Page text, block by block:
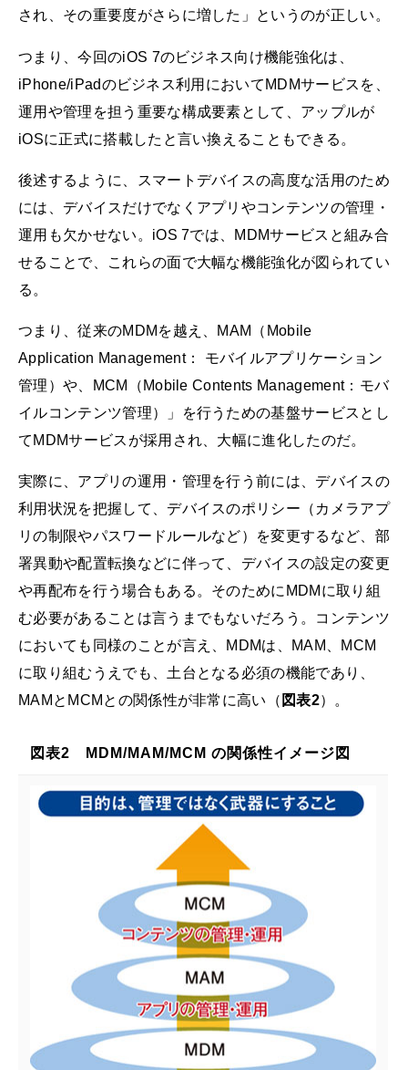
され、その重要度がさらに増した」というのが正しい。
つまり、今回のiOS 7のビジネス向け機能強化は、
iPhone/iPadのビジネス利用においてMDMサービスを、
運用や管理を担う重要な構成要素として、アップルが
iOSに正式に搭載したと言い換えることもできる。
後述するように、スマートデバイスの高度な活用のため
には、デバイスだけでなくアプリやコンテンツの管理・
運用も欠かせない。iOS 7では、MDMサービスと組み合
せることで、これらの面で大幅な機能強化が図られてい
る。
つまり、従来のMDMを越え、MAM（Mobile
Application Management： モバイルアプリケーション
管理）や、MCM（Mobile Contents Management：モバ
イルコンテンツ管理）」を行うための基盤サービスとし
てMDMサービスが採用され、大幅に進化したのだ。
実際に、アプリの運用・管理を行う前には、デバイスの
利用状況を把握して、デバイスのポリシー（カメラアプ
リの制限やパスワードルールなど）を変更するなど、部
署異動や配置転換などに伴って、デバイスの設定の変更
や再配布を行う場合もある。そのためにMDMに取り組
む必要があることは言うまでもないだろう。コンテンツ
においても同様のことが言え、MDMは、MAM、MCM
に取り組むうえでも、土台となる必須の機能であり、
MAMとMCMとの関係性が非常に高い（ 図表2）。
図表2 MDM/MAM/MCM の関係性イメージ図